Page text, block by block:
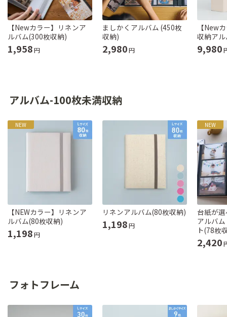
【Newカラー】リネンア
ルバム(300枚収納)
1,958円
ましかくアルバム (450枚
収納)
2,980円
【New
収納ア
9,980
アルバム-100枚未満収納
NEW
【NEWカラー】リネンア
ルバム(80枚収納)
1,198円
リネンアルバム(80枚収納)
1,198円
NEW
台紙が
アルバ
ト(78枚
2,420
フォトフレーム